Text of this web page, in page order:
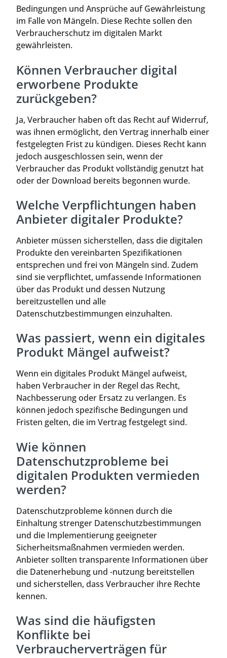
Bedingungen und Ansprüche auf Gewährleistung
im Falle von Mängeln. Diese Rechte sollen den
Verbraucherschutz im digitalen Markt
gewährleisten.
Können Verbraucher digital
erworbene Produkte
zurückgeben?
Ja, Verbraucher haben oft das Recht auf Widerruf,
was ihnen ermöglicht, den Vertrag innerhalb einer
festgelegten Frist zu kündigen. Dieses Recht kann
jedoch ausgeschlossen sein, wenn der
Verbraucher das Produkt vollständig genutzt hat
oder der Download bereits begonnen wurde.
Welche Verpflichtungen haben
Anbieter digitaler Produkte?
Anbieter müssen sicherstellen, dass die digitalen
Produkte den vereinbarten Spezifikationen
entsprechen und frei von Mängeln sind. Zudem
sind sie verpflichtet, umfassende Informationen
über das Produkt und dessen Nutzung
bereitzustellen und alle
Datenschutzbestimmungen einzuhalten.
Was passiert, wenn ein digitales
Produkt Mängel aufweist?
Wenn ein digitales Produkt Mängel aufweist,
haben Verbraucher in der Regel das Recht,
Nachbesserung oder Ersatz zu verlangen. Es
können jedoch spezifische Bedingungen und
Fristen gelten, die im Vertrag festgelegt sind.
Wie können
Datenschutzprobleme bei
digitalen Produkten vermieden
werden?
Datenschutzprobleme können durch die
Einhaltung strenger Datenschutzbestimmungen
und die Implementierung geeigneter
Sicherheitsmaßnahmen vermieden werden.
Anbieter sollten transparente Informationen über
die Datenerhebung und -nutzung bereitstellen
und sicherstellen, dass Verbraucher ihre Rechte
kennen.
Was sind die häufigsten
Konflikte bei
Verbraucherverträgen für